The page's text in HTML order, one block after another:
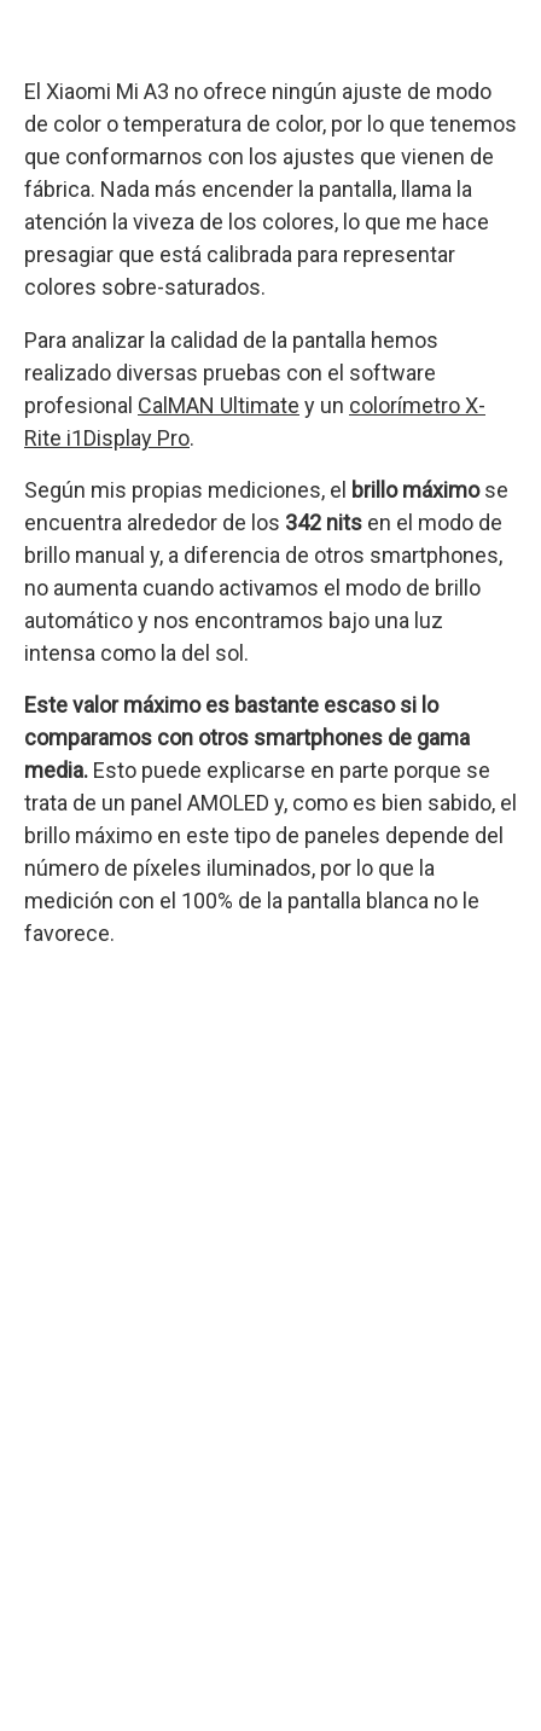
El Xiaomi Mi A3 no ofrece ningún ajuste de modo
de color o temperatura de color, por lo que tenemos
que conformarnos con los ajustes que vienen de
fábrica. Nada más encender la pantalla, llama la
atención la viveza de los colores, lo que me hace
presagiar que está calibrada para representar
colores sobre-saturados.
Para analizar la calidad de la pantalla hemos
realizado diversas pruebas con el software
profesional CalMAN Ultimate y un colorímetro X-
Rite i1Display Pro.
Según mis propias mediciones, el brillo máximose
encuentra alrededor de los 342 nits en el modo de
brillo manual y, a diferencia de otros smartphones,
no aumenta cuando activamos el modo de brillo
automático y nos encontramos bajo una luz
intensa como la del sol.
Este valor máximo es bastante escaso si lo
comparamos con otros smartphones de gama
media. Esto puede explicarse en parte porque se
trata de un panel AMOLED y, como es bien sabido, el
brillo máximo en este tipo de paneles depende del
número de píxeles iluminados, por lo que la
medición con el 100% de la pantalla blanca no le
favorece.